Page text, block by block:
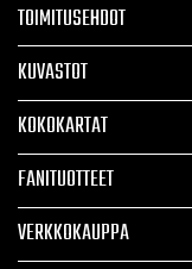
TOIMITUSEHDOT
KUVASTOT
KOKOKARTAT
FANITUOTTEET
VERKKOKAUPPA